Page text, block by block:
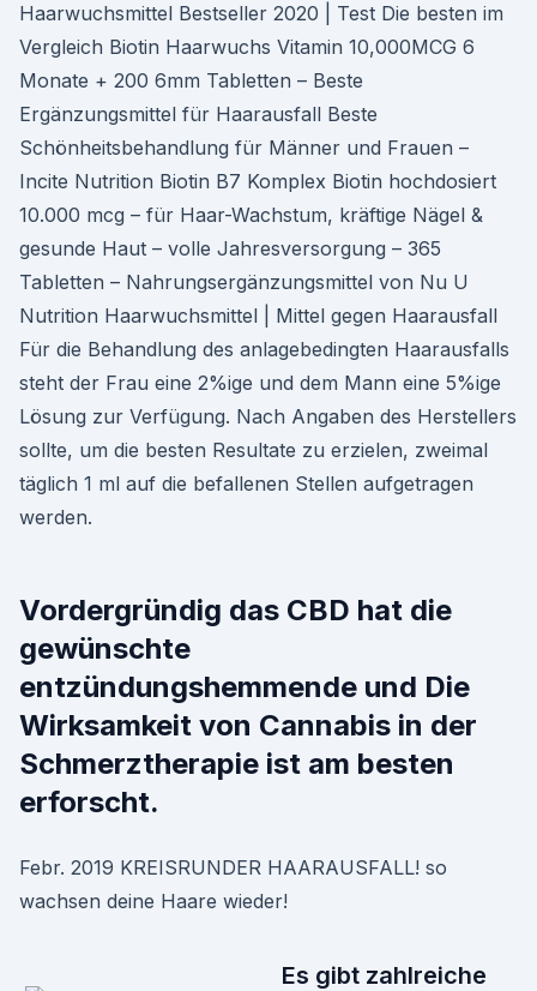
Haarwuchsmittel Bestseller 2020 | Test Die besten im
Vergleich Biotin Haarwuchs Vitamin 10,000MCG 6
Monate + 200 6mm Tabletten – Beste
Ergänzungsmittel für Haarausfall Beste
Schönheitsbehandlung für Männer und Frauen –
Incite Nutrition Biotin B7 Komplex Biotin hochdosiert
10.000 mcg – für Haar-Wachstum, kräftige Nägel &
gesunde Haut – volle Jahresversorgung – 365
Tabletten – Nahrungsergänzungsmittel von Nu U
Nutrition Haarwuchsmittel | Mittel gegen Haarausfall
Für die Behandlung des anlagebedingten Haarausfalls
steht der Frau eine 2%ige und dem Mann eine 5%ige
Lösung zur Verfügung. Nach Angaben des Herstellers
sollte, um die besten Resultate zu erzielen, zweimal
täglich 1 ml auf die befallenen Stellen aufgetragen
werden.
Vordergründig das CBD hat die
gewünschte
entzündungshemmende und Die
Wirksamkeit von Cannabis in der
Schmerztherapie ist am besten
erforscht.
Febr. 2019 KREISRUNDER HAARAUSFALL! so
wachsen deine Haare wieder!
Es gibt zahlreiche